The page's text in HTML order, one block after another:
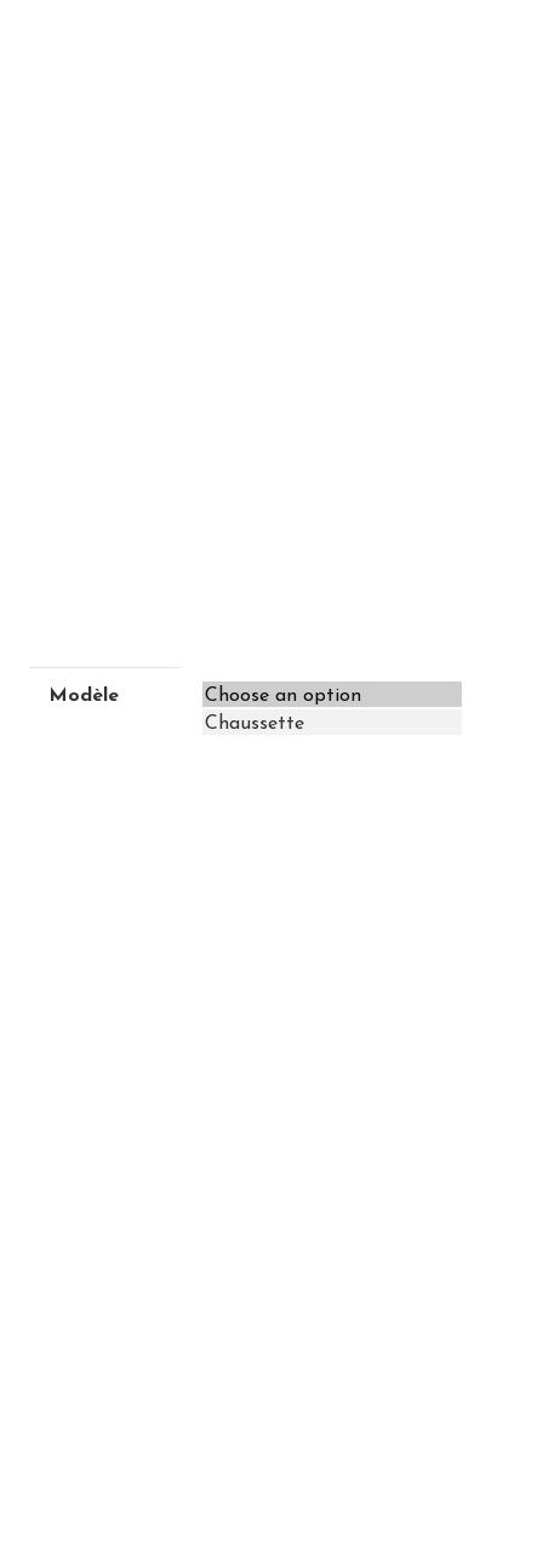
Modèle